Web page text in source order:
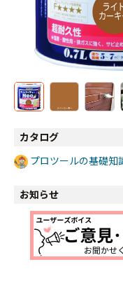
カタログ
プロツールの基礎知
お知らせ